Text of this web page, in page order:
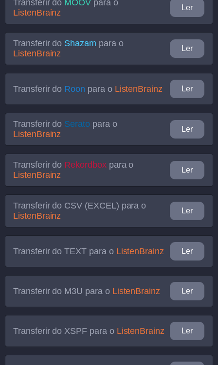
Transferir do MOOV para o
ListenBrainz
Ler
Transferir do Shazam para o
ListenBrainz
Ler
Transferir do Roon para o ListenBrainz Ler
Transferir do Serato para o
ListenBrainz
Ler
Transferir do Rekordboxpara o
ListenBrainz
Ler
Transferir do CSV (EXCEL) para o
ListenBrainz
Ler
Transferir doTEXT para o ListenBrainz Ler
Transferir do M3U para o ListenBrainz Ler
Transferir do XSPF para o ListenBrainz Ler